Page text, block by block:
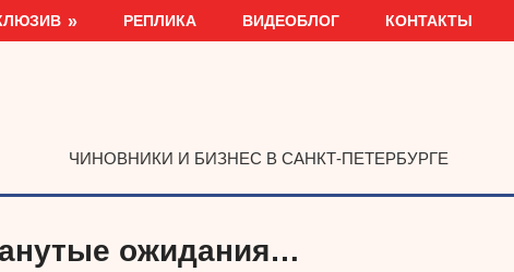
РЕПЛИКА ВИДЕОБЛОГ КОНТАКТЫ
ЧИНОВНИКИ И БИЗНЕС В САНКТ-ПЕТЕРБУРГЕ
ожидания…